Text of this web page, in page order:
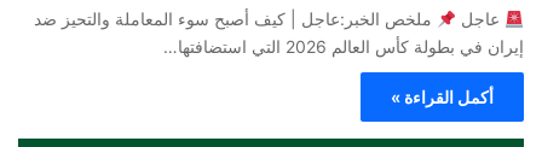
عاجل
ملخص الخبر:عاجل | كيف أصبح سوء المعاملة والتحيز ضد
إيران في بطولة كأس العالم 2026 التي استضافتها…
أكمل القراءة »